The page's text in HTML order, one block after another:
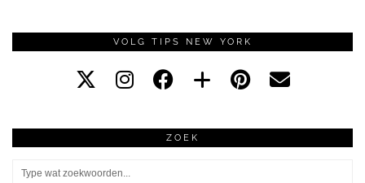
VOLG TIPS NEW YORK
ZOEK